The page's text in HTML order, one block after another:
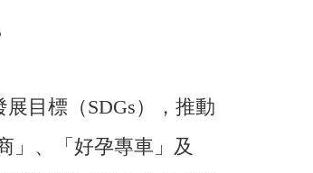
目標（SDGs），推動
」、「好孕專車」及